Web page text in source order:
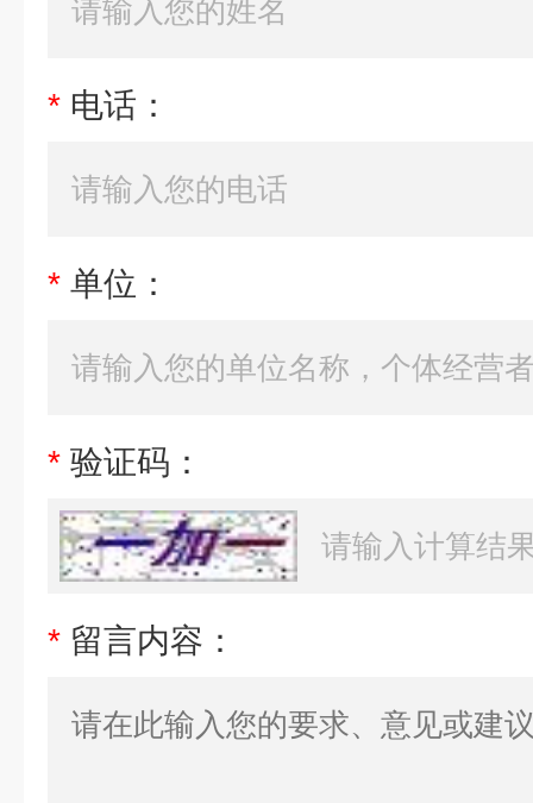
* 电话：
* 单位：
* 验证码：
* 留言内容：